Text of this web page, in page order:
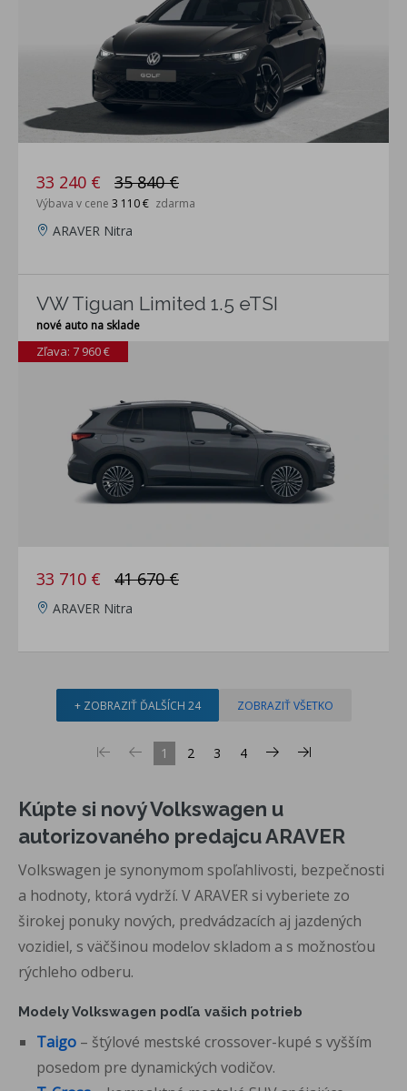
33 240 € 35 840 €
Výbava v cene 3 110 € zdarma
ARAVER Nitra
VW Tiguan Limited 1.5 eTSI
nové auto na sklade
Zľava: 7 960 €
33 710 € 41 670 €
ARAVER Nitra
+ ZOBRAZIŤ ĎALŠÍCH 24 ZOBRAZIŤ VŠETKO
1 2 3 4
Kúpte si nový Volkswagen u
autorizovaného predajcu ARAVER
Volkswagen je synonymom spoľahlivosti, bezpečnosti
a hodnoty, ktorá vydrží. V ARAVER si vyberiete zo
širokej ponuky nových, predvádzacích aj jazdených
vozidiel, s väčšinou modelov skladom a s možnosťou
rýchleho odberu.
Modely Volkswagen podľa vašich potrieb
Taigo – štýlové mestské crossover-kupé s vyšším
posedom pre dynamických vodičov.